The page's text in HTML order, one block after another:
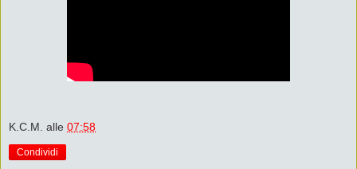
K.C.M. alle 07:58
Condividi